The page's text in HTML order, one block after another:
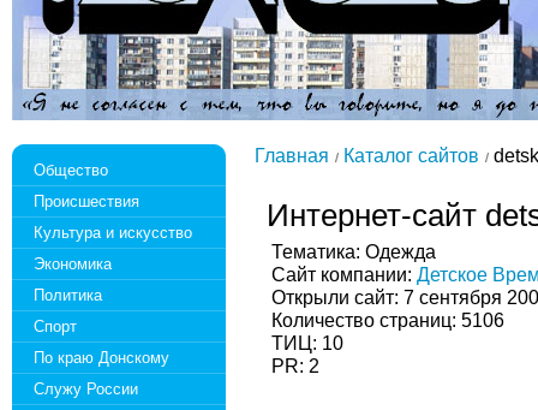
Общество
Происшествия
Культура и искусство
Экономика
Политика
Спорт
По краю Донскому
Служу России
Главная Каталог сайтов
Интернет-сайт
Тематика: Одежда
Сайт компании: Детское
Открыли сайт: 7 сентября
Количество страниц: 5106
ТИЦ: 10
PR: 2